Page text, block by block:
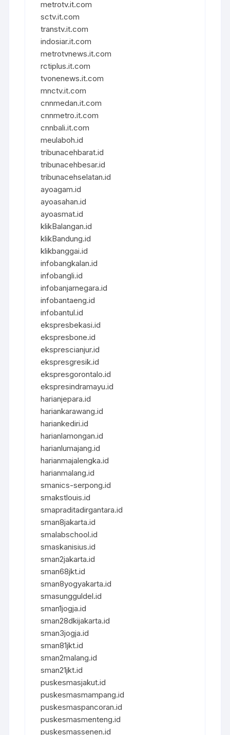
metrotv.it.com
sctv.it.com
transtv.it.com
indosiar.it.com
metrotvnews.it.com
rctiplus.it.com
tvonenews.it.com
mnctv.it.com
cnnmedan.it.com
cnnmetro.it.com
cnnbali.it.com
meulaboh.id
tribunacehbarat.id
tribunacehbesar.id
tribunacehselatan.id
ayoagam.id
ayoasahan.id
ayoasmat.id
klikBalangan.id
klikBandung.id
klikbanggai.id
infobangkalan.id
infobangli.id
infobanjarnegara.id
infobantaeng.id
infobantul.id
ekspresbekasi.id
ekspresbone.id
eksprescianjur.id
ekspresgresik.id
ekspresgorontalo.id
ekspresindramayu.id
harianjepara.id
hariankarawang.id
hariankediri.id
harianlamongan.id
harianlumajang.id
harianmajalengka.id
harianmalang.id
smanics-serpong.id
smakstlouis.id
smapraditadirgantara.id
sman8jakarta.id
smalabschool.id
smaskanisius.id
sman2jakarta.id
sman68jkt.id
sman8yogyakarta.id
smasungguldel.id
sman1jogja.id
sman28dkijakarta.id
sman3jogja.id
sman81jkt.id
sman2malang.id
sman21jkt.id
puskesmasjakut.id
puskesmasmampang.id
puskesmaspancoran.id
puskesmasmenteng.id
puskesmassenen.id